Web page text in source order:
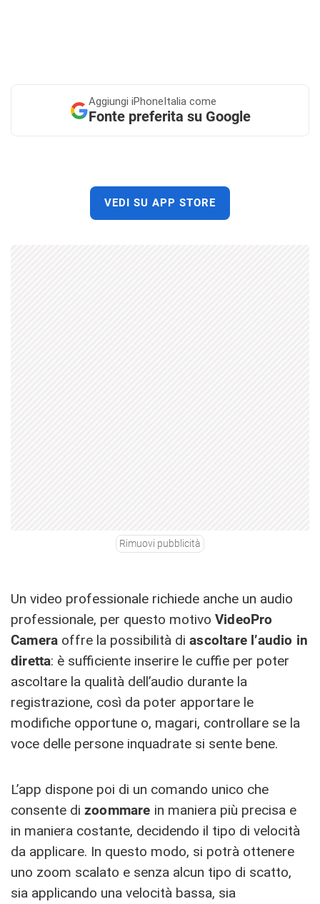
Aggiungi iPhoneItalia come
Fonte preferita su Google
VEDI SU APP STORE
Rimuovi pubblicità
Un video professionale richiede anche un audio
professionale, per questo motivo VideoPro
Camera offre la possibilità diascoltare l’audio in
diretta: è sufficiente inserire le cuffie per poter
ascoltare la qualità dell’audio durante la
registrazione, così da poter apportare le
modifiche opportune o, magari, controllare se la
voce delle persone inquadrate si sente bene.
L’app dispone poi di un comando unico che
consente di zoommare in maniera più precisa e
in maniera costante, decidendo il tipo di velocità
da applicare. In questo modo, si potrà ottenere
uno zoom scalato e senza alcun tipo di scatto,
sia applicando una velocità bassa, sia